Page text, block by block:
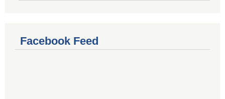
Facebook Feed